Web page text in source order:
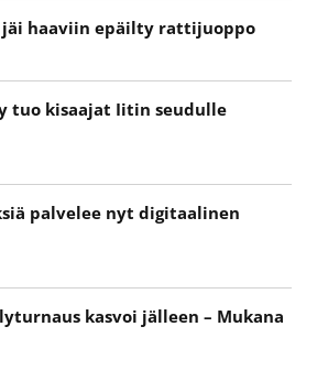
jäi haaviin epäilty rattijuoppo
tuo kisaajat Iitin seudulle
palvelee nyt digitaalinen
kasvoi jälleen – Mukana